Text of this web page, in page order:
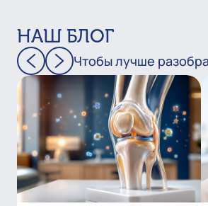
НАШ БЛОГ
Чтобы лучше